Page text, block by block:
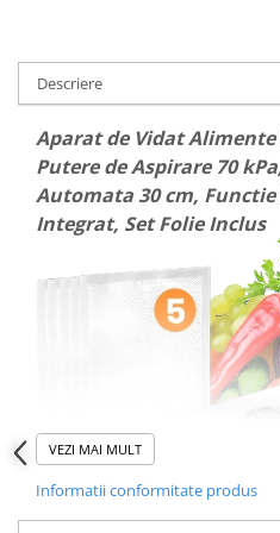
Epilatoare
Irigatoare Bucale
Perii de par electrice
Uscatoare de par
Ingrijire tesaturi
Jucarii, Copii & Bebe
Vehicule si jucarii cu
Laptop, Tablete & Telefoane
Genti laptop
Descriere
Aparat de Vidat Alimente
Putere de Aspirare 70
Automata 30 cm, Functie
Integrat, Set Folie Inclus
VEZI MAI MULT
Informatii conformitate produs